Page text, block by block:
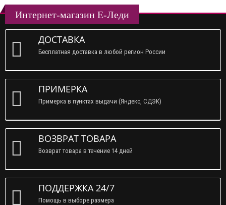
Интернет-магазин Е-Леди
ДОСТАВКА
Бесплатная доставка в любой регион России
ПРИМЕРКА
Примерка в пунктах выдачи (Яндекс, СДЭК)
ВОЗВРАТ ТОВАРА
Возврат товара в течение 14 дней
ПОДДЕРЖКА 24/7
Помощь в выборе размера